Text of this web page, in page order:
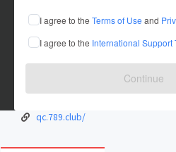
I agree to the Terms of Use and
I agree to the International Support
Continue
在住国：ベトナム
出身国：ベトナム
qc.789.club/